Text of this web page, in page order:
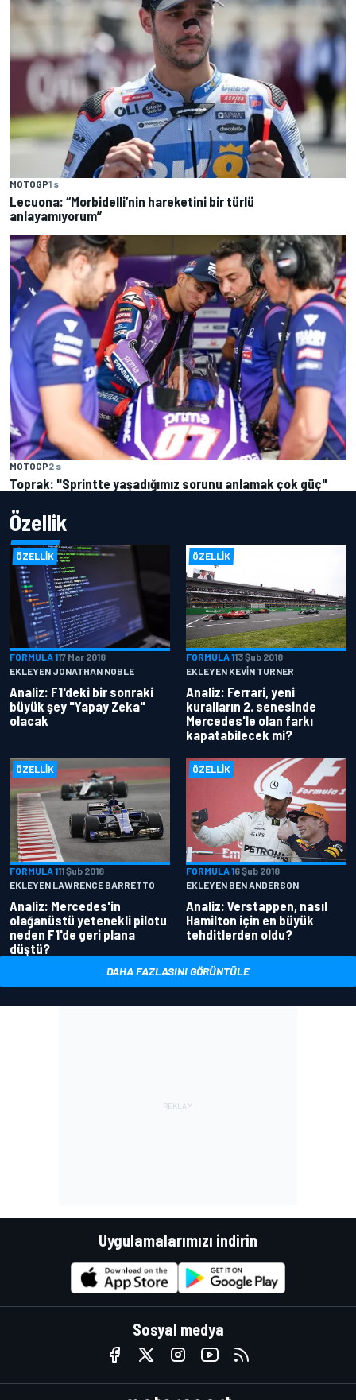
MOTOGP1 s
Lecuona: “Morbidelli’nin hareketini bir türlü
anlayamıyorum”
MOTOGP2 s
Toprak: "Sprintte yaşadığımız sorunu anlamak çok güç"
Özellik
ÖZELLIK
FORMULA 117 Mar 2018
EKLEYEN JONATHAN NOBLE
Analiz: F1'deki bir sonraki
büyük şey "Yapay Zeka"
olacak
ÖZELLIK
FORMULA 113 Şub 2018
EKLEYEN KEVIN TURNER
Analiz: Ferrari, yeni
kuralların 2. senesinde
Mercedes'le olan farkı
kapatabilecek mi?
ÖZELLIK
FORMULA 111 Şub 2018
EKLEYEN LAWRENCE BARRETTO
Analiz: Mercedes'in
olağanüstü yetenekli pilotu
neden F1'de geri plana
düştü?
ÖZELLIK
FORMULA 16 Şub 2018
EKLEYEN BEN ANDERSON
Analiz: Verstappen, nasıl
Hamilton için en büyük
tehditlerden oldu?
DAHA FAZLASINI GÖRÜNTÜLE
Uygulamalarımızı indirin
Sosyal medya